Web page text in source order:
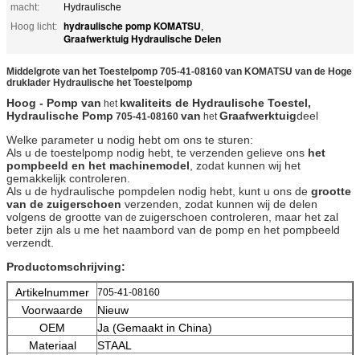
macht:
Hydraulische
Hoog licht: hydraulische pomp KOMATSU,
Graafwerktuig Hydraulische Delen
Middelgrote van het Toestelpomp 705-41-08160 van KOMATSU van de Hoge
druklader Hydraulische het Toestelpomp
Hoog - Pomp van het kwaliteits de Hydraulische Toestel,
Hydraulische Pomp 705-41-08160 van hetGraafwerktuigdeel
Welke parameter u nodig hebt om ons te sturen:
Als u de toestelpomp nodig hebt, te verzenden gelieve ons het
pompbeeld en het machinemodel , zodat kunnen wij het
gemakkelijk controleren.
Als u de hydraulische pompdelen nodig hebt, kunt u ons de grootte
van de zuigerschoen verzenden, zodat kunnen wij de delen
volgens de grootte van de zuigerschoen controleren, maar het zal
beter zijn als u me het naambord van de pomp en het pompbeeld
verzendt.
Productomschrijving:
Artikelnummer
705-41-08160
Voorwaarde
Nieuw
OEM
Ja (Gemaakt in China)
Materiaal
STAAL